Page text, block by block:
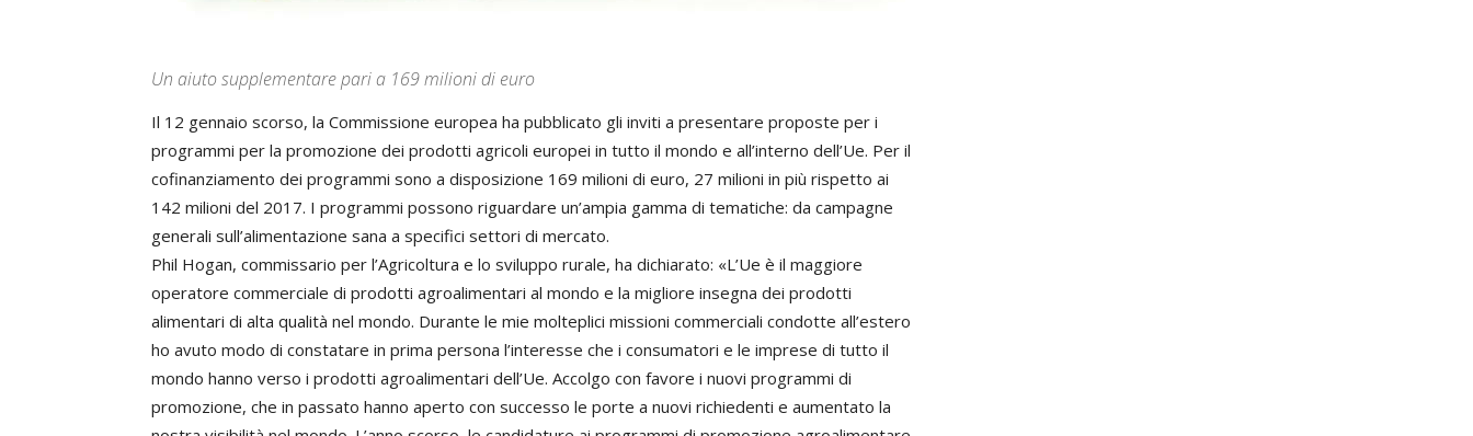
Un aiuto supplementare pari a 169 milioni di euro
Il 12 gennaio scorso, la Commissione europea ha pubblicato gli inviti a presentare proposte per i
programmi per la promozione dei prodotti agricoli europei in tutto il mondo e all’interno dell’Ue. Per il
cofinanziamento dei programmi sono a disposizione 169 milioni di euro, 27 milioni in più rispetto ai
142 milioni del 2017. I programmi possono riguardare un’ampia gamma di tematiche: da campagne
generali sull’alimentazione sana a specifici settori di mercato.
Phil Hogan, commissario per l’Agricoltura e lo sviluppo rurale, ha dichiarato: «L’Ue è il maggiore
operatore commerciale di prodotti agroalimentari al mondo e la migliore insegna dei prodotti
alimentari di alta qualità nel mondo. Durante le mie molteplici missioni commerciali condotte all’estero
ho avuto modo di constatare in prima persona l’interesse che i consumatori e le imprese di tutto il
mondo hanno verso i prodotti agroalimentari dell’Ue. Accolgo con favore i nuovi programmi di
promozione, che in passato hanno aperto con successo le porte a nuovi richiedenti e aumentato la